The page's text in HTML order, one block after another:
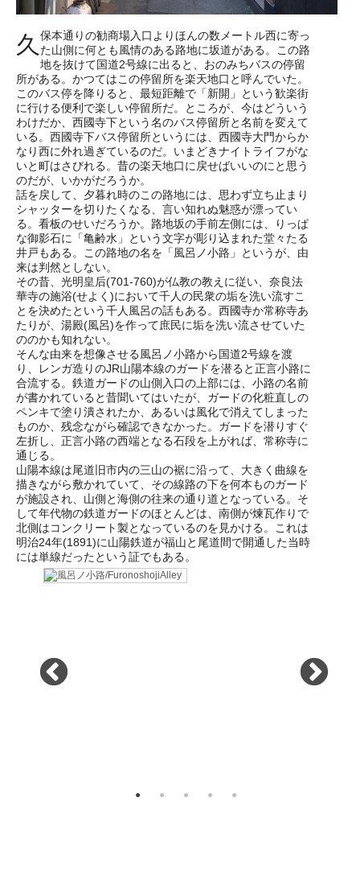
久 保本通りの勧商場入口よりほんの数メートル西に寄っ
た山側に何とも風情のある路地に坂道がある。この路
地を抜けて国道2号線に出ると、おのみちバスの停留
所がある。かつてはこの停留所を楽天地口と呼んでいた。
このバス停を降りると、最短距離で「新開」という歓楽街
に行ける便利で楽しい停留所だ。ところが、今はどういう
わけだか、西國寺下という名のバス停留所と名前を変えて
いる。西國寺下バス停留所というには、西國寺大門からか
なり西に外れ過ぎているのだ。いまどきナイトライフがな
いと町はさびれる。昔の楽天地口に戻せばいいのにと思う
のだが、いかがだろうか。
話を戻して、夕暮れ時のこの路地には、思わず立ち止まり
シャッターを切りたくなる、言い知れぬ魅惑が漂ってい
る。看板のせいだろうか。路地坂の手前左側には、りっぱ
な御影石に「亀齢水」という文字が彫り込まれた堂々たる
井戸もある。この路地の名を「風呂ノ小路」というが、由
来は判然としない。
その昔、光明皇后(701-760)が仏教の教えに従い、奈良法
華寺の施浴(せよく)において千人の民衆の垢を洗い流すこ
とを決めたという千人風呂の話もある。西國寺か常称寺あ
たりが、湯殿(風呂)を作って庶民に垢を洗い流させていた
ののかも知れない。
そんな由来を想像させる風呂ノ小路から国道2号線を渡
り、レンガ造りのJR山陽本線のガードを潜ると正言小路に
合流する。鉄道ガードの山側入口の上部には、小路の名前
が書かれていると昔聞いてはいたが、ガードの化粧直しの
ペンキで塗り潰されたか、あるいは風化で消えてしまった
ものか、残念ながら確認できなかった。ガードを潜りすぐ
左折し、正言小路の西端となる石段を上がれば、常称寺に
通じる。
山陽本線は尾道旧市内の三山の裾に沿って、大きく曲線を
描きながら敷かれていて、その線路の下を何本ものガード
が施設され、山側と海側の往来の通り道となっている。そ
して年代物の鉄道ガードのほとんどは、南側が煉瓦作りで
北側はコンクリート製となっているのを見かける。これは
明治24年(1891)に山陽鉄道が福山と尾道間で開通した当時
には単線だったという証でもある。